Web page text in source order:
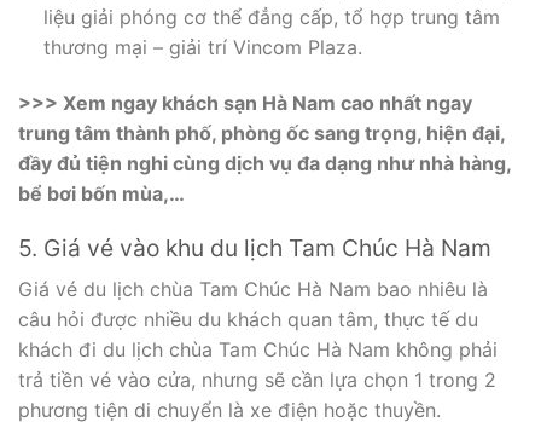
liệu giải phóng cơ thể đẳng cấp, tổ hợp trung tâm
thương mại – giải trí Vincom Plaza.
>>> Xem ngay khách sạn Hà Nam cao nhất ngay
trung tâm thành phố, phòng ốc sang trọng, hiện đại,
đầy đủ tiện nghi cùng dịch vụ đa dạng như nhà hàng,
bể bơi bốn mùa,…
5. Giá vé vào khu du lịch Tam Chúc Hà Nam
Giá vé du lịch chùa Tam Chúc Hà Nam bao nhiêu là
câu hỏi được nhiều du khách quan tâm, thực tế du
khách đi du lịch chùa Tam Chúc Hà Nam không phải
trả tiền vé vào cửa, nhưng sẽ cần lựa chọn 1 trong 2
phương tiện di chuyển là xe điện hoặc thuyền.